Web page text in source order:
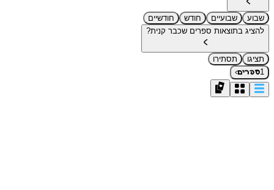
שבוע שבועיים חודש
חודשיים
להציג בתוצאות ספרים שכבר קנית?
תציגו
תסתירו
1ספרים›